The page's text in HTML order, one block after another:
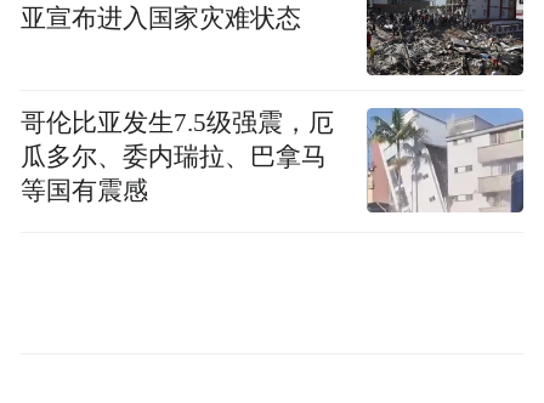
亚宣布进入国家灾难状态
哥伦比亚发生7.5级强震，厄
瓜多尔、委内瑞拉、巴拿马
等国有震感